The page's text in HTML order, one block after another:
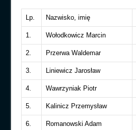
Lp. Nazwisko, imię
1. Wołodkowicz Marcin
2. Przerwa Waldemar
3. Liniewicz Jarosław
4. Wawrzyniak Piotr
5. Kalinicz Przemysław
6. Romanowski Adam